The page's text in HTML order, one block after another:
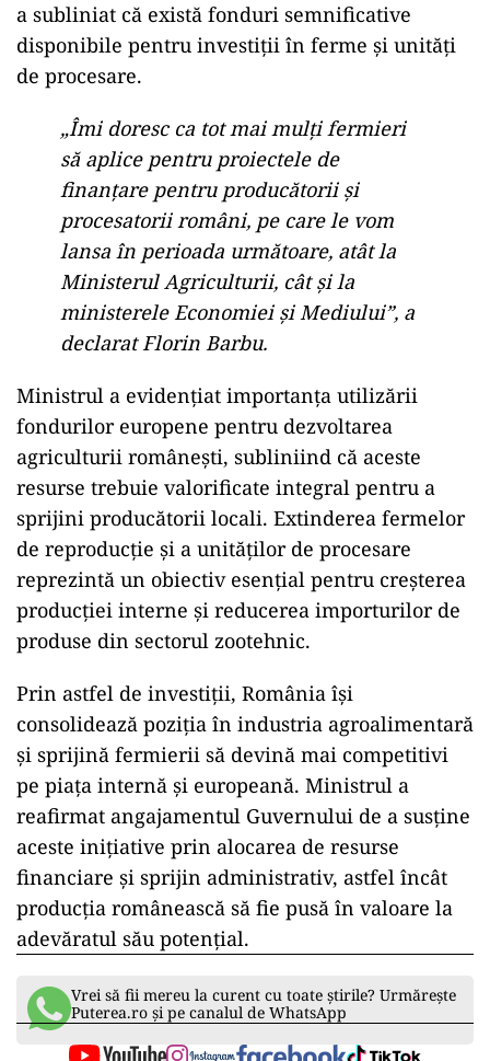
a subliniat că există fonduri semnificative
disponibile pentru investiții în ferme și unități
de procesare.
„Îmi doresc ca tot mai mulți fermieri
să aplice pentru proiectele de
finanțare pentru producătorii și
procesatorii români, pe care le vom
lansa în perioada următoare, atât la
Ministerul Agriculturii, cât și la
ministerele Economiei și Mediului”, a
declarat Florin Barbu.
Ministrul a evidențiat importanța utilizării
fondurilor europene pentru dezvoltarea
agriculturii românești, subliniind că aceste
resurse trebuie valorificate integral pentru a
sprijini producătorii locali. Extinderea fermelor
de reproducție și a unităților de procesare
reprezintă un obiectiv esențial pentru creșterea
producției interne și reducerea importurilor de
produse din sectorul zootehnic.
Prin astfel de investiții, România își
consolidează poziția în industria agroalimentară
și sprijină fermierii să devină mai competitivi
pe piața internă și europeană. Ministrul a
reafirmat angajamentul Guvernului de a susține
aceste inițiative prin alocarea de resurse
financiare și sprijin administrativ, astfel încât
producția românească să fie pusă în valoare la
adevăratul său potențial.
Vrei să fii mereu la curent cu toate știrile? Urmărește
Puterea.ro și pe canalul de WhatsApp